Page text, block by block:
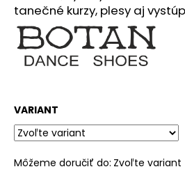
tanečné kurzy, plesy aj
VARIANT
Môžeme doručiť do: Zvoľte variant
O
d
p
o
a
m
e